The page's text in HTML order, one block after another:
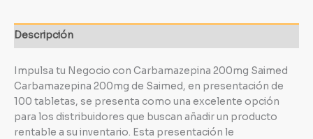
Descripción
Impulsa tu Negocio con Carbamazepina 200mg Saimed
Carbamazepina 200mg de Saimed, en presentación de
100 tabletas, se presenta como una excelente opción
para los distribuidores que buscan añadir un producto
rentable a su inventario. Esta presentación le